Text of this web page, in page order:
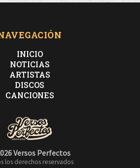
INICIO
NOTICIAS
ARTISTAS
DISCOS
CANCIONES
Versos Perfectos
los derechos reservados